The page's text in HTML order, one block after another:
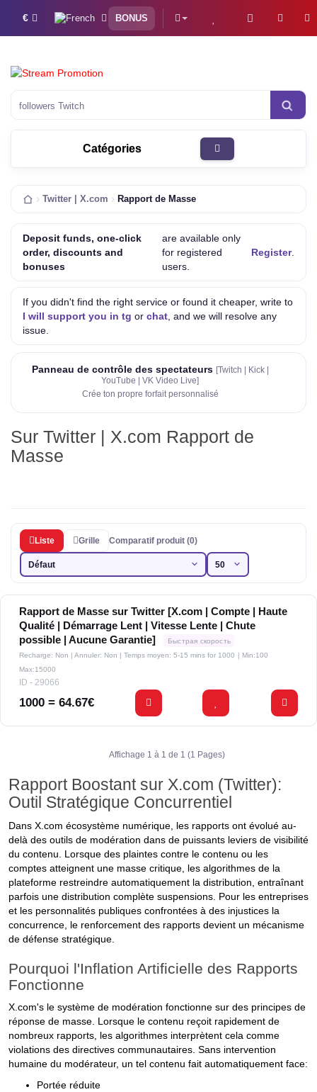
€ BONUS
Catégories
Twitter | X.com Rapport de Masse
Deposit funds, one-click
order, discounts and
bonuses
are available only
for registered
users.
Register.
If you didn't find the right service or found it cheaper, write to
I will support you in tg or chat , and we will resolve any
issue.
Panneau de contrôle des spectateurs [Twitch | Kick |
YouTube | VK Video Live]
Crée ton propre forfait personnalisé
Sur Twitter | X.com Rapport de
Masse
Liste Grille Comparatif produit (0)
Rapport de Masse sur Twitter [X.com | Compte | Haute
Qualité | Démarrage Lent | Vitesse Lente | Chute
possible | Aucune Garantie]
Быстрая скорость
Recharge: Non | Annuler: Non | Temps moyen: 5-15 mins for 1000 | Min:100
Max:15000
ID - 29066
1000 = 64.67€
Affichage 1 à 1 de 1 (1 Pages)
Rapport Boostant sur X.com (Twitter):
Outil Stratégique Concurrentiel
Dans X.com écosystème numérique, les rapports ont évolué au-
delà des outils de modération dans de puissants leviers de visibilité
du contenu. Lorsque des plaintes contre le contenu ou les
comptes atteignent une masse critique, les algorithmes de la
plateforme restreindre automatiquement la distribution, entraînant
parfois une distribution complète suspensions. Pour les entreprises
et les personnalités publiques confrontées à des injustices la
concurrence, le renforcement des rapports devient un mécanisme
de défense stratégique.
Pourquoi l'Inflation Artificielle des Rapports
Fonctionne
X.com's le système de modération fonctionne sur des principes de
réponse de masse. Lorsque le contenu reçoit rapidement de
nombreux rapports, les algorithmes interprètent cela comme
violations des directives communautaires. Sans intervention
humaine du modérateur, un tel contenu fait automatiquement face:
Portée réduite